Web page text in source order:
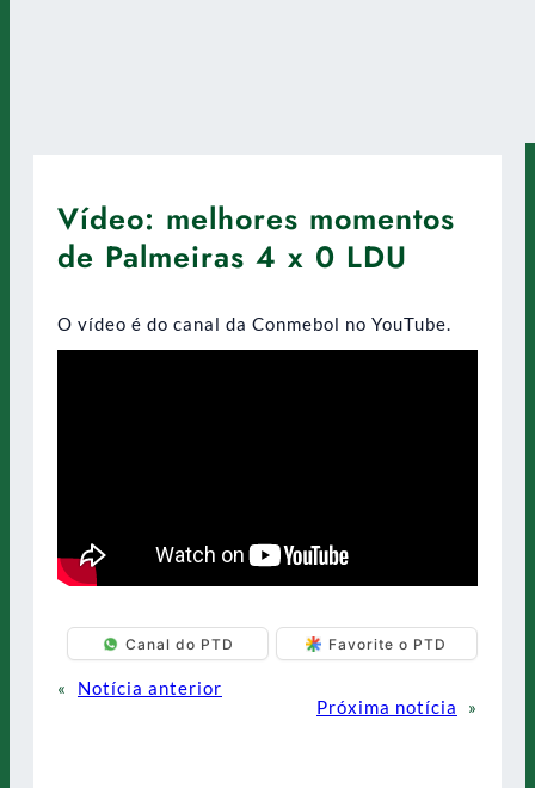
Vídeo: melhores momentos
de Palmeiras 4 x 0 LDU
O vídeo é do canal da Conmebol no YouTube.
Canal do PTD Favorite o PTD
«
Notícia anterior
Próxima notícia
»